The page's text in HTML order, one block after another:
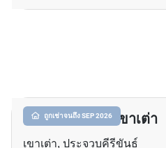
ถูกเช่าจนถึง SEP 2026
วันเวลา หัวหิน-เขาเต่า
เขาเต่า, ประจวบคีรีขันธ์